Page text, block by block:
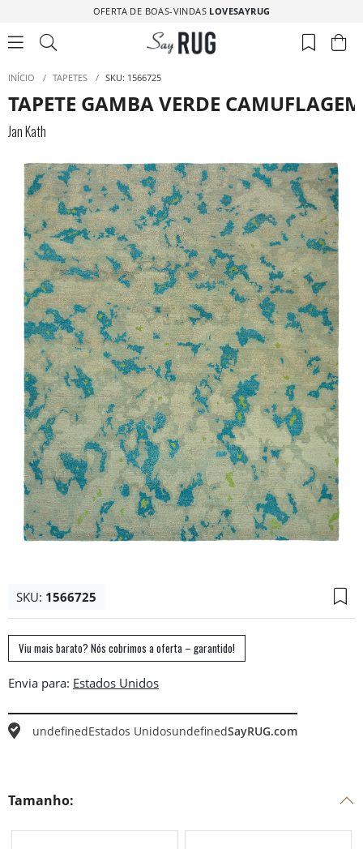
OFERTA DE BOAS-VINDAS LOVESAYRUG
INÍCIO / TAPETES / SKU: 1566725
TAPETE GAMBA VERDE
Jan Kath
SKU: 1566725
Viu mais barato? Nós cobrimos a oferta – garantido!
Envia para:
undefinedEstados UnidosundefinedSayRUG.com
Tamanho: